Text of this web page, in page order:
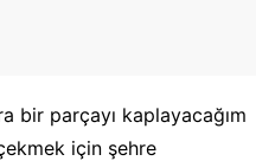
bir parçayı kaplayacağım
için şehre